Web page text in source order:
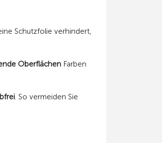
Schutzfolie verhindert,
OberflächenFarben
. So vermeiden Sie